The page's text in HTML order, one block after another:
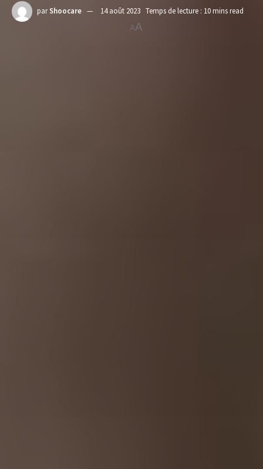
par Shoocare 14 août 2023 Temps de lecture : 10 mins read
AA